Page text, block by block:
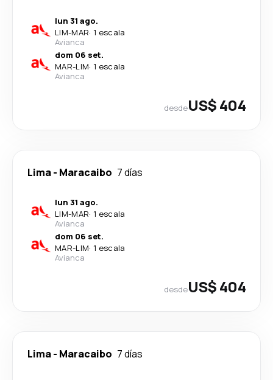
lun 31 ago.
LIM-MAR· 1 escala
Avianca
dom 06 set.
MAR-LIM· 1 escala
Avianca
desdeUS$ 404
Lima- Maracaibo 7 días
lun 31 ago.
LIM-MAR· 1 escala
Avianca
dom 06 set.
MAR-LIM· 1 escala
Avianca
desdeUS$ 404
Lima- Maracaibo 7 días